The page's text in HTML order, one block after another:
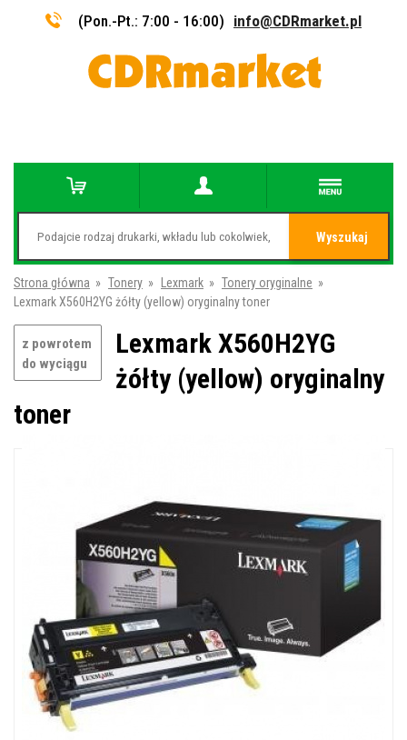
(Pon.-Pt.: 7:00 - 16:00) info@CDRmarket.pl
Wyszukaj
Strona główna » Tonery » Lexmark » Tonery oryginalne »
Lexmark X560H2YG żółty (yellow) oryginalny toner
z powrotem
do wyciągu
Lexmark X560H2YG
żółty (yellow) oryginalny
toner